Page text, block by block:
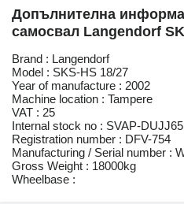
Допълнителна
самосвал Langendorf
Brand : Langendorf
Model : SKS-HS 18/27
Year of manufacture : 2002
Machine location : Tampere
VAT : 25
Internal stock no : SVAP-DUJJ65
Registration number : DFV-754
Manufacturing / Serial number :
Gross Weight : 18000kg
Wheelbase :